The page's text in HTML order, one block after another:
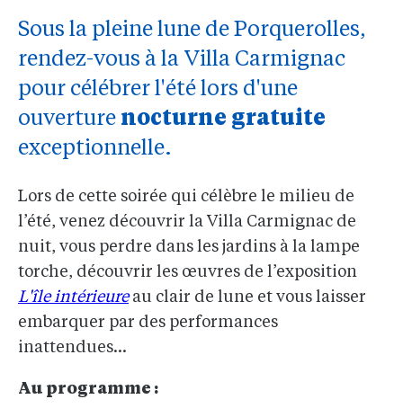
Sous la pleine lune de Porquerolles,
rendez-vous à la Villa Carmignac
pour célébrer l'été lors d'une
ouverture nocturne gratuite
exceptionnelle.
Lors de cette soirée qui célèbre le milieu de
l’été, venez découvrir la Villa Carmignac de
nuit, vous perdre dans les jardins à la lampe
torche, découvrir les œuvres de l’exposition
L'île intérieureau clair de lune et vous laisser
embarquer par des performances
inattendues...
Au programme :